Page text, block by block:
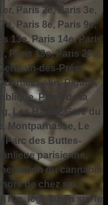
Paris 2e, Paris 3e,
Paris 8e, Paris 9e,
13e, Paris 14e, Paris
Paris 19e, Paris 20e,
des-Prés,
Latin, Pigalle,
Place de la
Les Halles, Gare du
Montparnasse, Le
Parc des Buttes-
parisienne,
du cannabis
de chez soi,
rue, législation sur le